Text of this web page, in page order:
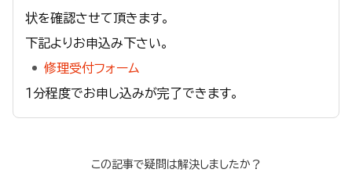
状を確認させて頂きます。
下記よりお申込み下さい。
修理受付フォーム
１分程度でお申し込みが完了できます。
この記事で疑問は解決しましたか？